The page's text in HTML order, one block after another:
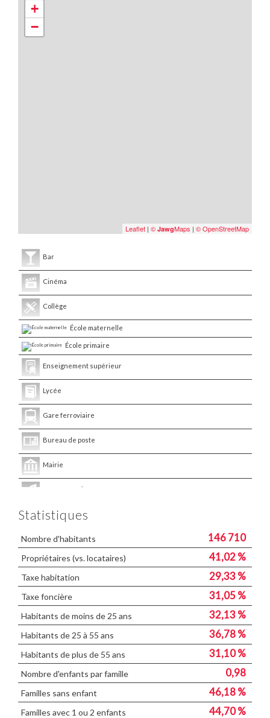
+
−
Leaflet | © JawgMaps | © OpenStreetMap
Bar
Cinéma
Collège
École maternelle
École primaire
Enseignement supérieur
Lycée
Gare ferroviaire
Bureau de poste
Mairie
Presse et Tabac
Statistiques
Nombre d'habitants 146 710
Propriétaires (vs. locataires) 41,02 %
Taxe habitation 29,33 %
Taxe foncière 31,05 %
Habitants de moins de 25 ans 32,13 %
Habitants de 25 à 55 ans 36,78 %
Habitants de plus de 55 ans 31,10 %
Nombre d'enfants par famille 0,98
Familles sans enfant 46,18 %
Familles avec 1 ou 2 enfants 44,70 %